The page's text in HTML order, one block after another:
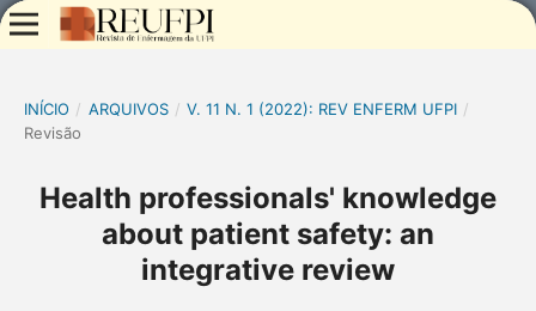
INÍCIO / ARQUIVOS / V. 11 N. 1 (2022): REV ENFERM UFPI /
Revisão
Health professionals' knowledge
about patient safety: an
integrative review